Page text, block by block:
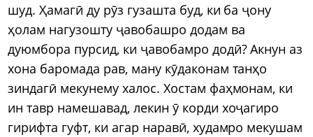
шуд. Ҳамагӣ ду рӯз гузашта буд, ки ба ҷону
ҳолам нагузошту ҷавобашро додам ва
дуюмбора пурсид, ки ҷавобамро додӣ? Акнун аз
хона баромада рав, ману кӯдаконам танҳо
зиндагӣ мекунему халос. Хостам фаҳмонам, ки
ин тавр намешавад, лекин ӯ корди хоҷагиро
гирифта гуфт, ки агар наравӣ, худамро мекушам